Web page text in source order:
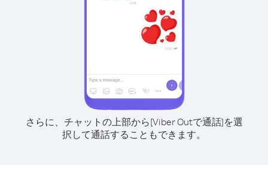
さらに、チャットの上部から[Viber Outで通話]を選
択して通話することもできます。